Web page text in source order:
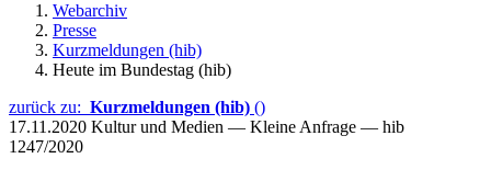
Webarchiv
Presse
Kurzmeldungen (hib)
Heute im Bundestag (hib)
zurück zu: Kurzmeldungen (hib) ()
17.11.2020 Kultur und Medien — Kleine Anfrage — hib
1247/2020